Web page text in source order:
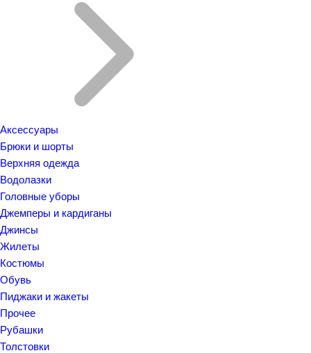
Аксессуары
Брюки и шорты
Верхняя одежда
Водолазки
Головные уборы
Джемперы и кардиганы
Джинсы
Жилеты
Костюмы
Обувь
Пиджаки и жакеты
Прочее
Рубашки
Толстовки